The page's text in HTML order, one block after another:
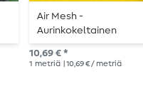
Air Mesh -
Aurinkokeltainen
tavallinen
10,69 € *
1 metriä | 10,69 € / metriä